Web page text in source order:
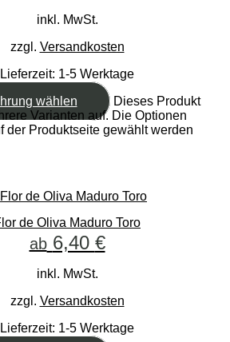
inkl. MwSt.
zzgl. Versandkosten
Lieferzeit: 1-5 Werktage
wählen
Dieses Produkt
Varianten auf. Die Optionen
der Produktseite gewählt werden
de Oliva Maduro Toro
ab 6,40 €
inkl. MwSt.
zzgl. Versandkosten
Lieferzeit: 1-5 Werktage